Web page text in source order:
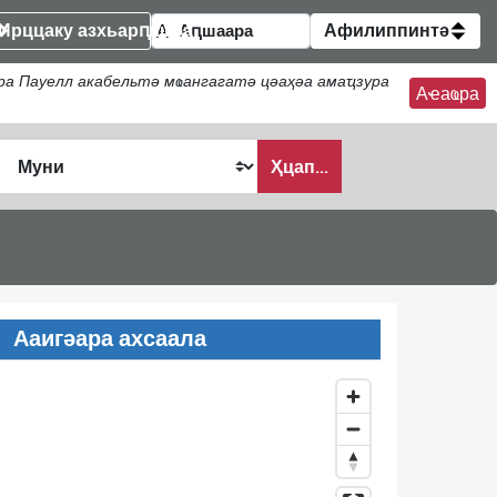
Ирццаку азхьарԥшқәа Афилиппинтә
акабельтә мҩангагатә цәаҳәа амаҵзура
Аҽаҩра
Ҳцап...
Ааигәара ахсаала